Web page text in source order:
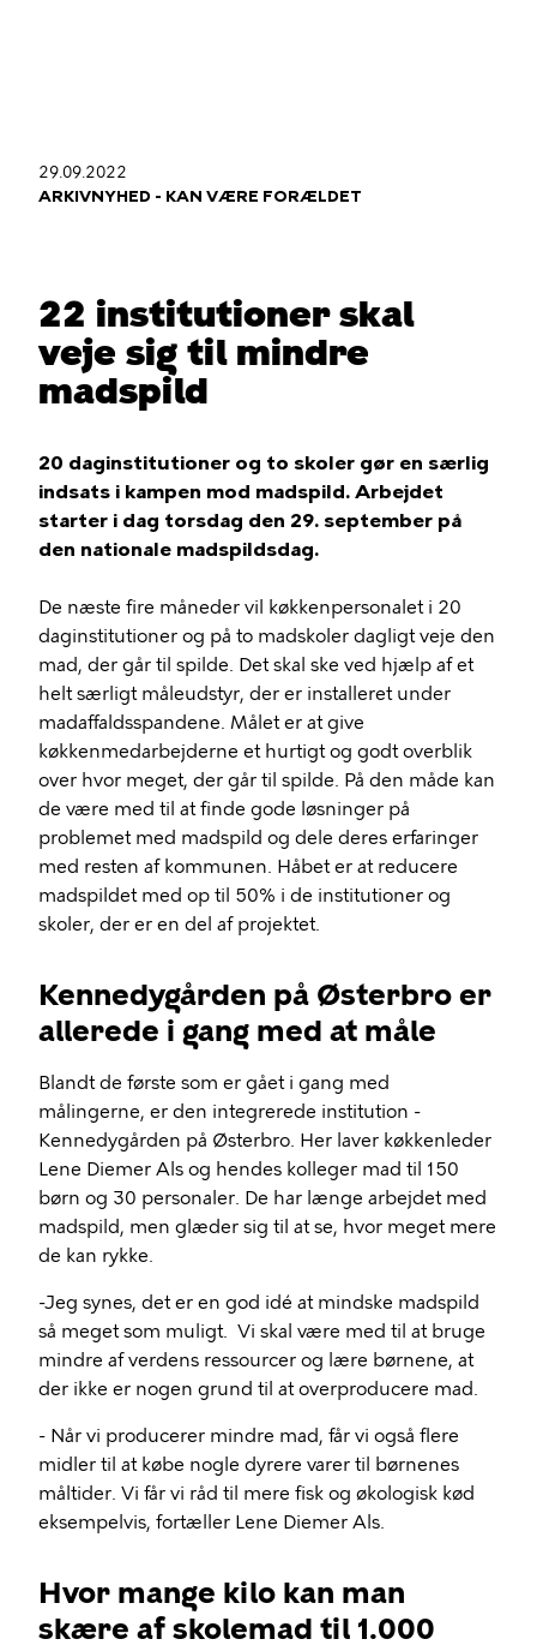
Du
29.09.2022
ARKIVNYHED - KAN VÆRE FORÆLDET
22 institutioner skal
veje sig til mindre
madspild
20 daginstitutioner og to skoler gør en særlig
indsats i kampen mod madspild. Arbejdet
starter i dag torsdag den 29. september på
den nationale madspildsdag.
De næste fire måneder vil køkkenpersonalet i 20
daginstitutioner og på to madskoler dagligt veje den
mad, der går til spilde. Det skal ske ved hjælp af et
helt særligt måleudstyr, der er installeret under
madaffaldsspandene. Målet er at give
køkkenmedarbejderne et hurtigt og godt overblik
over hvor meget, der går til spilde. På den måde kan
de være med til at finde gode løsninger på
problemet med madspild og dele deres erfaringer
med resten af kommunen. Håbet er at reducere
madspildet med op til 50% i de institutioner og
skoler, der er en del af projektet.
Kennedygården på Østerbro er
allerede i gang med at måle
Blandt de første som er gået i gang med
målingerne, er den integrerede institution -
Kennedygården på Østerbro. Her laver køkkenleder
Lene Diemer Als og hendes kolleger mad til 150
børn og 30 personaler. De har længe arbejdet med
madspild, men glæder sig til at se, hvor meget mere
de kan rykke.
-Jeg synes, det er en god idé at mindske madspild
så meget som muligt. Vi skal være med til at bruge
mindre af verdens ressourcer og lære børnene, at
der ikke er nogen grund til at overproducere mad.
- Når vi producerer mindre mad, får vi også flere
midler til at købe nogle dyrere varer til børnenes
måltider. Vi får vi råd til mere fisk og økologisk kød
eksempelvis, fortæller Lene Diemer Als.
Hvor mange kilo kan man
skære af skolemad til 1.000